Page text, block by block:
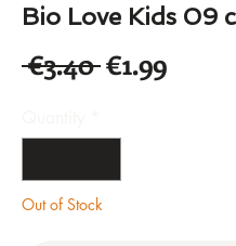
Bio Love Kids 09
€3.40 Regular
€1.99Sale
Out of Stock